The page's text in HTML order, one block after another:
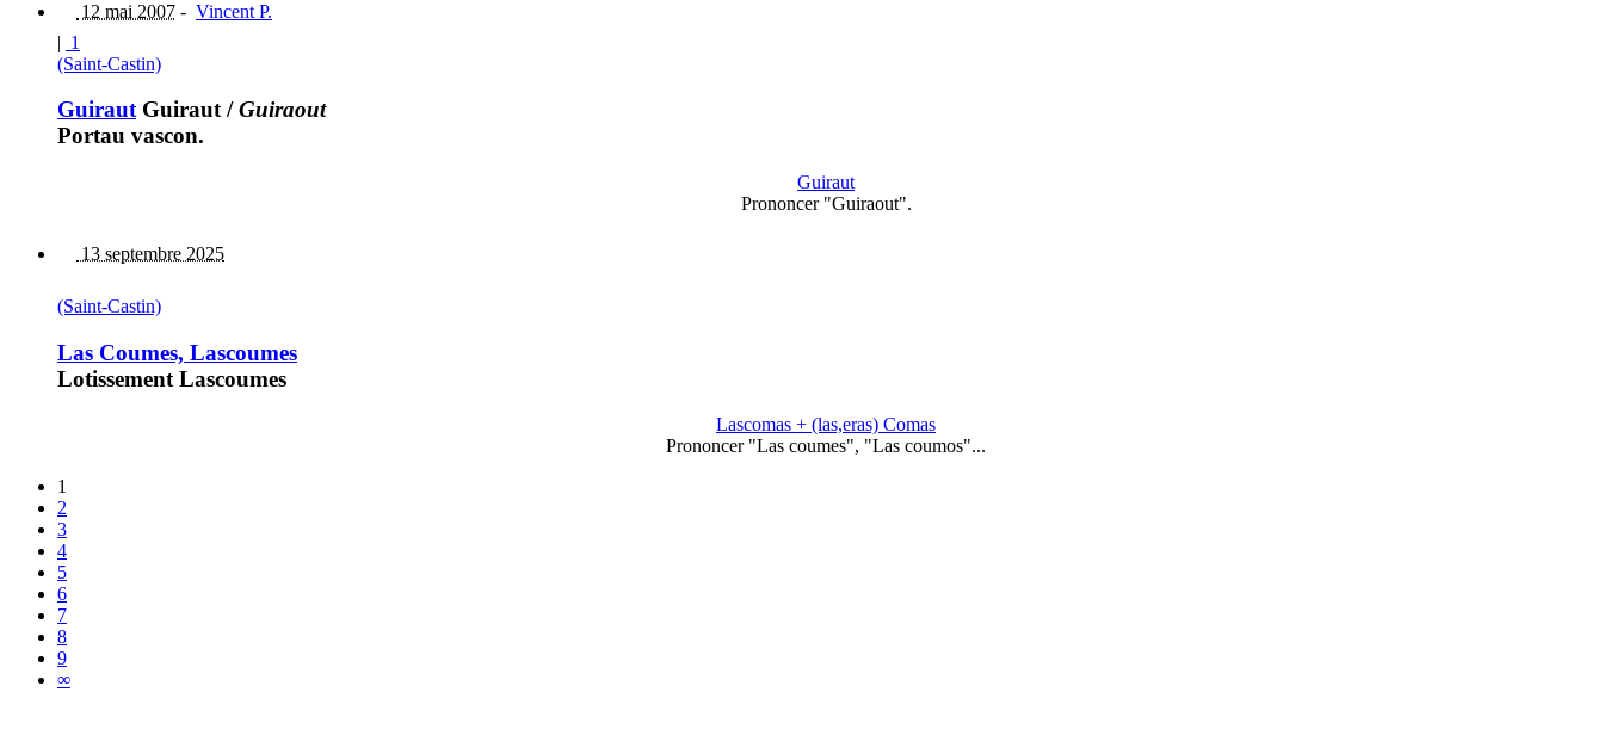
12 mai 2007 - Vincent P.
| 1
(Saint-Castin)
GuirautGuiraut/Guiraout
Portau vascon.
Guiraut
Prononcer "Guiraout".
13 septembre 2025
(Saint-Castin)
Las Coumes, Lascoumes
Lotissement Lascoumes
Lascomas + (las,eras) Comas
Prononcer "Las coumes", "Las coumos"...
1
2
3
4
5
6
7
8
9
∞